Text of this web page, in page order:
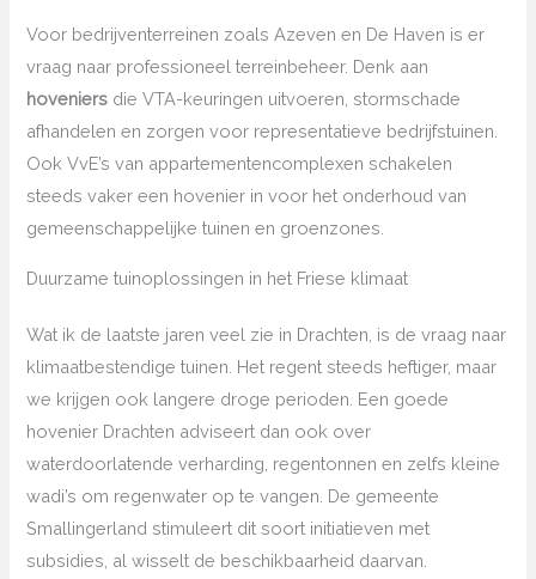
Voor bedrijventerreinen zoals Azeven en De Haven is er
vraag naar professioneel terreinbeheer. Denk aan
hoveniers die VTA-keuringen uitvoeren, stormschade
afhandelen en zorgen voor representatieve bedrijfstuinen.
Ook VvE’s van appartementencomplexen schakelen
steeds vaker een hovenier in voor het onderhoud van
gemeenschappelijke tuinen en groenzones.
Duurzame tuinoplossingen in het Friese klimaat
Wat ik de laatste jaren veel zie in Drachten, is de vraag naar
klimaatbestendige tuinen. Het regent steeds heftiger, maar
we krijgen ook langere droge perioden. Een goede
hovenier Drachten adviseert dan ook over
waterdoorlatende verharding, regentonnen en zelfs kleine
wadi’s om regenwater op te vangen. De gemeente
Smallingerland stimuleert dit soort initiatieven met
subsidies, al wisselt de beschikbaarheid daarvan.